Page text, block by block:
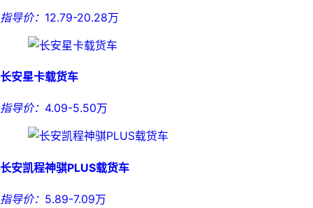
指导价： 12.79-20.28万
长安星卡载货车
指导价： 4.09-5.50万
长安凯程神骐PLUS载货车
指导价： 5.89-7.09万